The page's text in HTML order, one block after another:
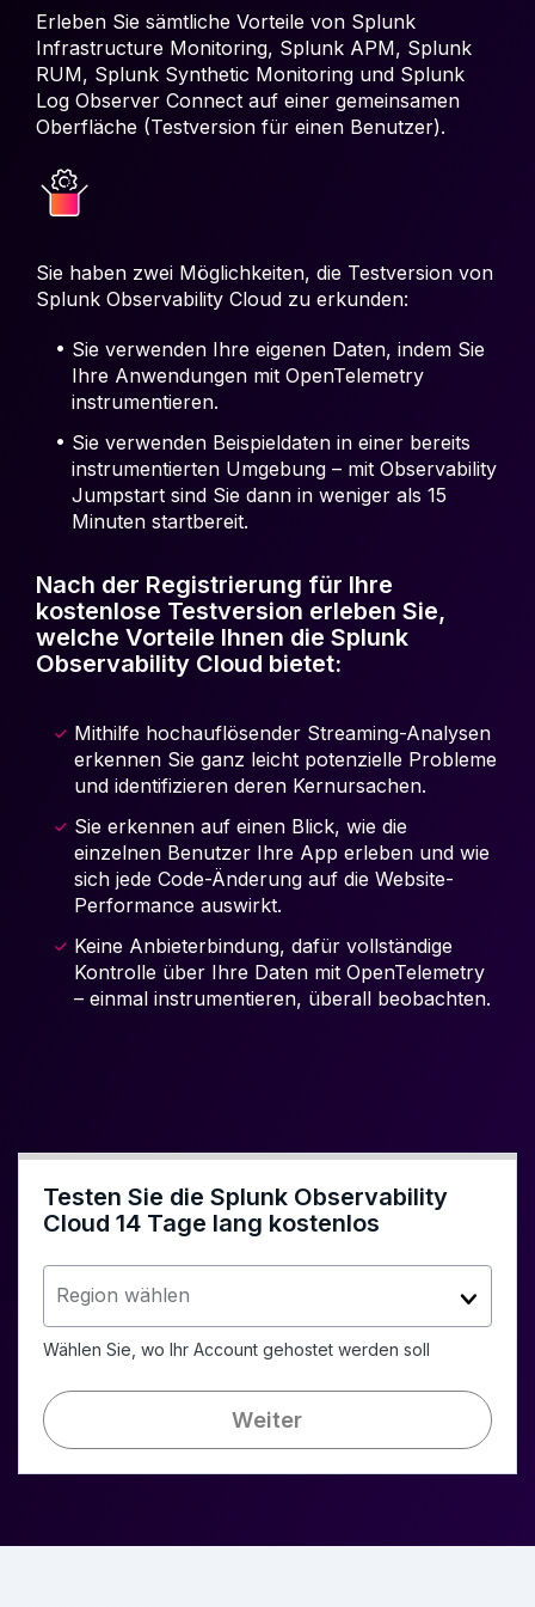
Erleben Sie sämtliche Vorteile von Splunk
Infrastructure Monitoring, Splunk APM, Splunk
RUM, Splunk Synthetic Monitoring und Splunk
Log Observer Connect auf einer gemeinsamen
Oberfläche (Testversion für einen Benutzer).
Sie haben zwei Möglichkeiten, die Testversion von
Splunk Observability Cloud zu erkunden:
Sie verwenden Ihre eigenen Daten, indem Sie
Ihre Anwendungen mit OpenTelemetry
instrumentieren.
Sie verwenden Beispieldaten in einer bereits
instrumentierten Umgebung – mit Observability
Jumpstart sind Sie dann in weniger als 15
Minuten startbereit.
Nach der Registrierung für Ihre
kostenlose Testversion erleben Sie,
welche Vorteile Ihnen die Splunk
Observability Cloud bietet:
Mithilfe hochauflösender Streaming-Analysen
erkennen Sie ganz leicht potenzielle Probleme
und identifizieren deren Kernursachen.
Sie erkennen auf einen Blick, wie die
einzelnen Benutzer Ihre App erleben und wie
sich jede Code-Änderung auf die Website-
Performance auswirkt.
Keine Anbieterbindung, dafür vollständige
Kontrolle über Ihre Daten mit OpenTelemetry
– einmal instrumentieren, überall beobachten.
Testen Sie die Splunk Observability
Cloud 14 Tage lang kostenlos
Region wählen
Wählen Sie, wo Ihr Account gehostet werden soll
Weiter